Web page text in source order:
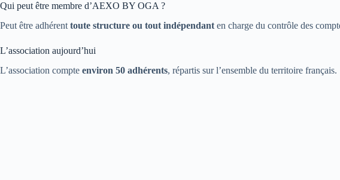
Qui peut être membre d’AEXO BY OGA ?
Peut être adhérent toute structure ou tout indépendant en charge du contrôle des
L’association aujourd’hui
L’association compte environ 50 adhérents, répartis sur l’ensemble du territoire français.